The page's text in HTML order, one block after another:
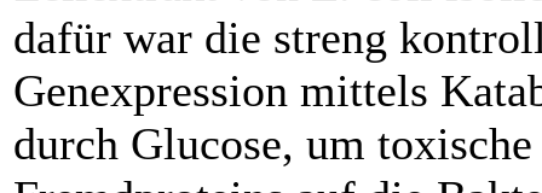
dafür war die streng
Genexpression mittels
durch Glucose, um